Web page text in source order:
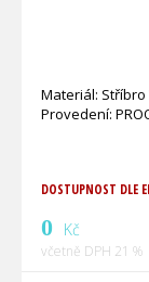
Materiál: Stříbro
Provedení:
DOSTUPNOST DLE
0 Kč
včetně DPH 21 %